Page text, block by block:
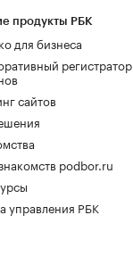
продукты РБК
для бизнеса
регистратор
сайтов
podbor.ru
управления РБК